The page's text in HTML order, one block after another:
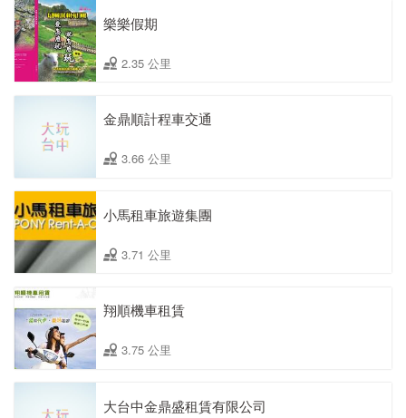
樂樂假期
2.35 公里
金鼎順計程車交通
3.66 公里
小馬租車旅遊集團
3.71 公里
翔順機車租賃
3.75 公里
大台中金鼎盛租賃有限公司